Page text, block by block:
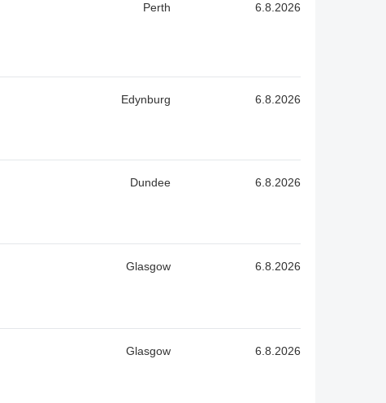
Perth 6.8.2026
Edynburg 6.8.2026
Dundee 6.8.2026
Glasgow 6.8.2026
Glasgow 6.8.2026